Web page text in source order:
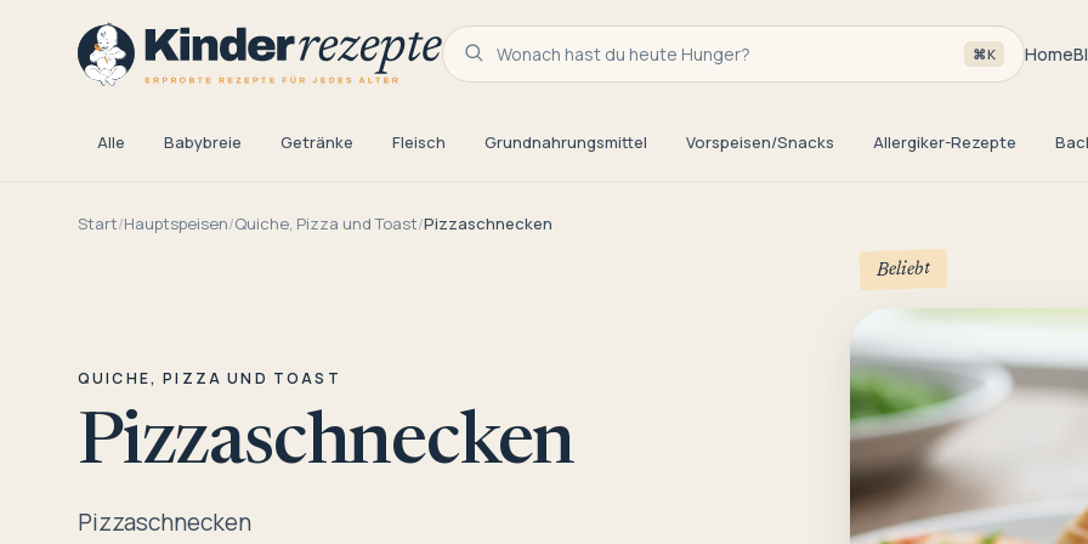
Wonach hast du heute Hunger? ⌘K Home
Alle Babybreie Getränke Fleisch Grundnahrungsmittel Vorspeisen/Snacks Allergiker-Rezepte
Start/Hauptspeisen/Quiche, Pizza und Toast/Pizzaschnecken
QUICHE, PIZZA UND TOAST
Pizzaschnecken
Pizzaschnecken
Beliebt